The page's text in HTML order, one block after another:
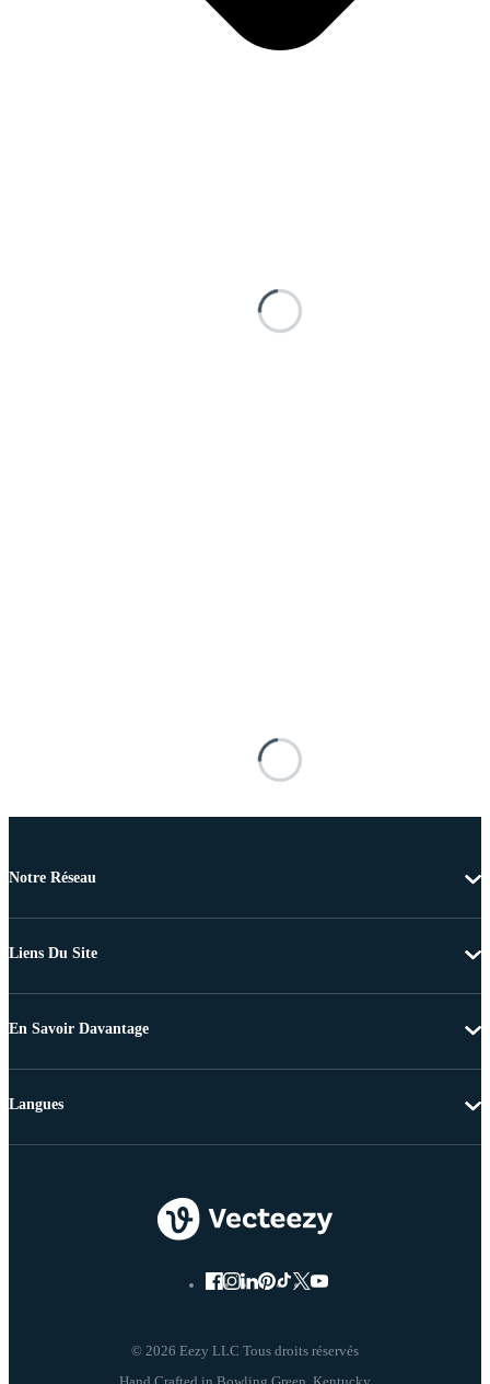
Notre Réseau
Liens Du Site
En Savoir Davantage
© 2026 Eezy LLC Tous droits réservés
Langues